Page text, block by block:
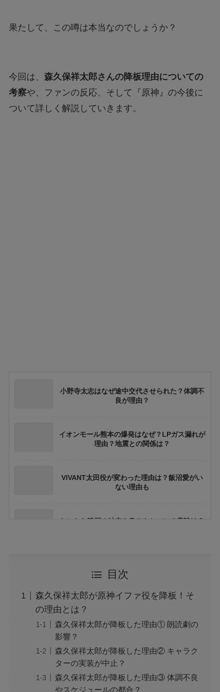
果たして、この噂は本当なのでしょうか？
今回は、 森久保祥太郎さんの降板理由についての
考察や、ファンの反応、そして『原神』の今後に
ついて詳しく解説していきます。
小野寺太志はなぜ途中交代させられた？体調不
良が理由？
イオンモール熊本の爆発はなぜ？LPガス漏れが
理由？地震との関係は？
VIVANT太田役が変わった理由は？飯沼愛がい
ない理由も
ちいかわ映画の結末やラストシーンの意味は？
結婚してる？
アレン様が川村エミコに怒ったのは本当？な
ジャンプ33号だけ売り切れはなぜ？ワンピース
カードが影響を与えていた？
目次
森久保祥太郎が原神イファ役を降板！そ
の理由とは？
森久保祥太郎が降板した理由① 朗読劇の
影響？
森久保祥太郎が降板した理由② キャラク
ターの実装が中止？
森久保祥太郎が降板した理由③ 体調不良
やスケジュールの都合？